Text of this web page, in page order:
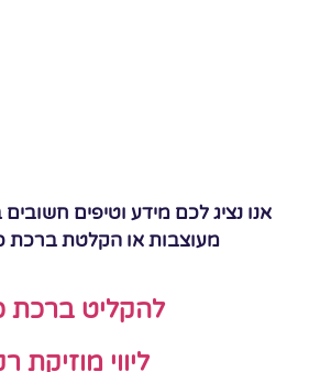
אנו נציג לכם מידע וטיפים
מעוצבות או הקלטת ברכת
להקליט ברכת
ליווי מוזיקת